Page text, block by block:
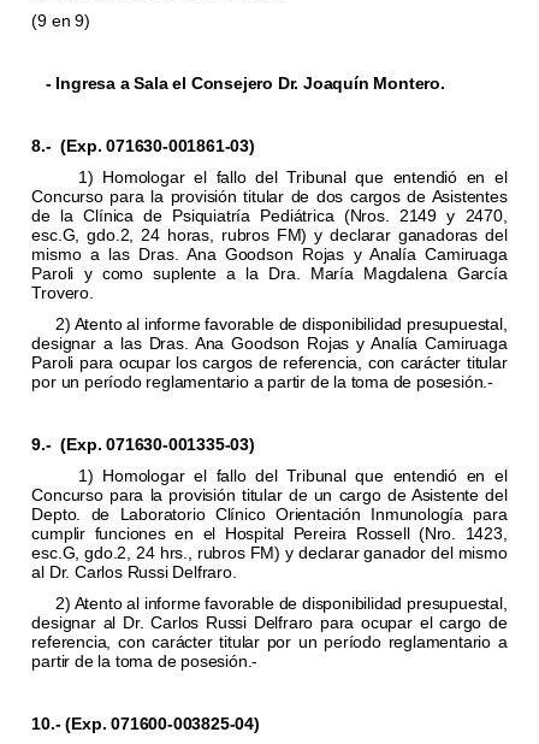
(9 en 9)
- Ingresa a Sala el Consejero Dr. Joaquín Montero.
8.- (Exp. 071630-001861-03)
1) Homologar el fallo del Tribunal que entendió en el
Concurso para la provisión titular de dos cargos de Asistentes
de la Clínica de Psiquiatría Pediátrica (Nros. 2149 y 2470,
esc.G, gdo.2, 24 horas, rubros FM) y declarar ganadoras del
mismo a las Dras. Ana Goodson Rojas y Analía Camiruaga
Paroli y como suplente a la Dra. María Magdalena García
Trovero.
2) Atento al informe favorable de disponibilidad presupuestal,
designar a las Dras. Ana Goodson Rojas y Analía Camiruaga
Paroli para ocupar los cargos de referencia, con carácter titular
por un período reglamentario a partir de la toma de posesión.-
9.- (Exp. 071630-001335-03)
1) Homologar el fallo del Tribunal que entendió en el
Concurso para la provisión titular de un cargo de Asistente del
Depto. de Laboratorio Clínico Orientación Inmunología para
cumplir funciones en el Hospital Pereira Rossell (Nro. 1423,
esc.G, gdo.2, 24 hrs., rubros FM) y declarar ganador del mismo
al Dr. Carlos Russi Delfraro.
2) Atento al informe favorable de disponibilidad presupuestal,
designar al Dr. Carlos Russi Delfraro para ocupar el cargo de
referencia, con carácter titular por un período reglamentario a
partir de la toma de posesión.-
10.- (Exp. 071600-003825-04)